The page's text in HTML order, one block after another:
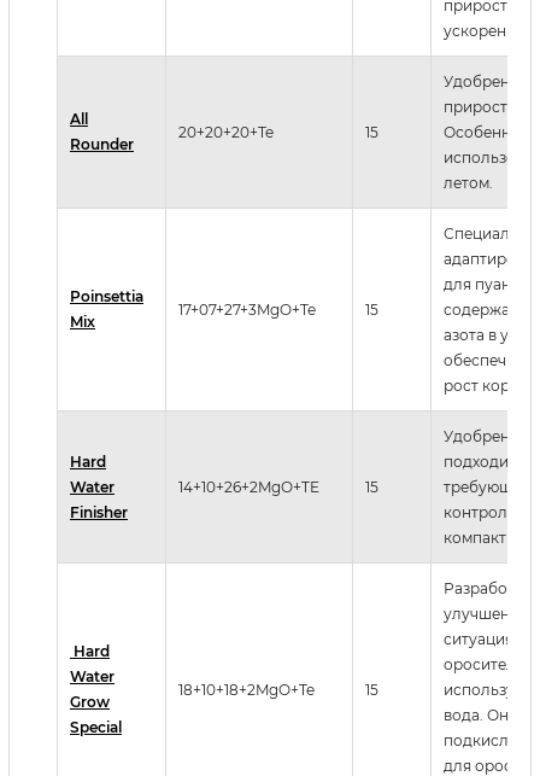
приростков
ускорения
All
Rounder
20+20+20+Te 15
Удобрение,
прирост
Особенно
летом.
Poinsettia
Mix
17+07+27+3MgO+Te 15
Специально
для
содержание
азота в
рост корней.
Hard
Water
Finisher
14+10+26+2MgO+TE 15
Удобрение
подходит
требующих
Hard
Water
Grow
Special
18+10+18+2MgO+Te 15
Разработан
улучшения
ситуациях,
вода. Он
для